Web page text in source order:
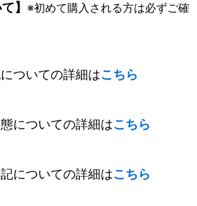
】 ※初めて購入される方は必ずご確
ついての詳細はこちら
についての詳細はこちら
についての詳細はこちら